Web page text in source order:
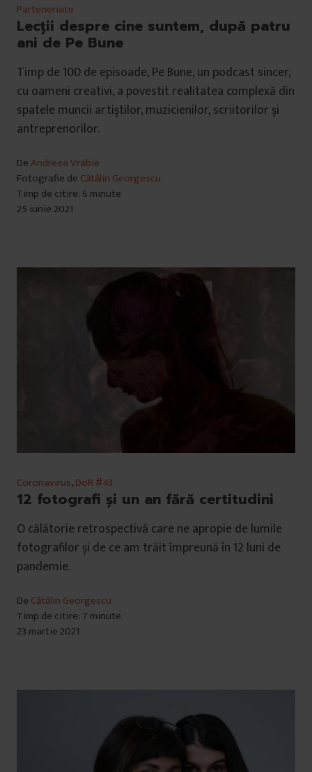
Parteneriate
Lecții despre cine suntem, după patru
ani de Pe Bune
Timp de 100 de episoade, Pe Bune, un podcast sincer,
cu oameni creativi, a povestit realitatea complexă din
spatele muncii artiștilor, muzicienilor, scriitorilor și
antreprenorilor.
DeAndreea Vrabie
Fotografie de Cătălin Georgescu
Timp de citire: 6 minute
25 iunie 2021
Coronavirus,DoR #43
12 fotografi și un an fără certitudini
O călătorie retrospectivă care ne apropie de lumile
fotografilor și de ce am trăit împreună în 12 luni de
pandemie.
De Cătălin Georgescu
Timp de citire: 7 minute
23 martie 2021